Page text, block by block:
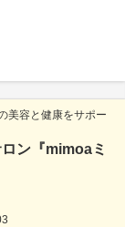
美容と健康をサポー
ン『mimoaミ